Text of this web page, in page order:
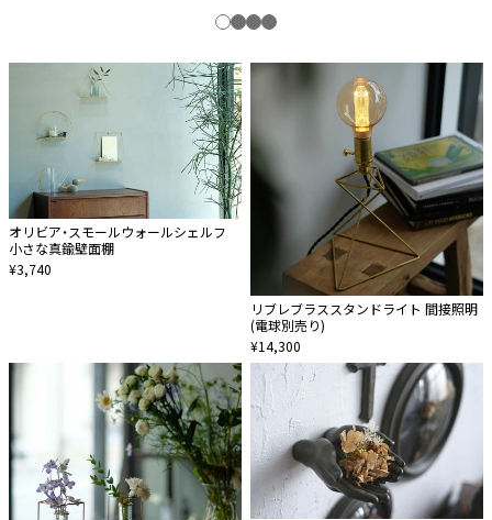
オリビア・スモールウォールシェルフ
小さな真鍮壁面棚
¥3,740
リブレブラススタンドライト 間接照明
(電球別売り)
¥14,300